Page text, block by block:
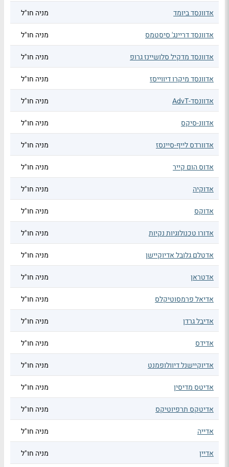
אדוונסד ביומד מניה חו"ל
אדוונסד דריינג' סיסטמס מניה חו"ל
אדוונסד מדקיל סלושיינז גרופ מניה חו"ל
אדוונסד מיקרו דיווייסז מניה חו"ל
אדוונסד-AdvT מניה חו"ל
אדוונ-סיקס מניה חו"ל
אדוורדס לייף-סיינסז מניה חו"ל
אדוס הום קייר מניה חו"ל
אדוקיה מניה חו"ל
אדוקס מניה חו"ל
אדורו טכנולוגיות נקיות מניה חו"ל
אדטלם גלובל אדיוקיישן מניה חו"ל
אדטראן מניה חו"ל
אדיאל פרמסוטיקלס מניה חו"ל
אדיבל גרדן מניה חו"ל
אדידס מניה חו"ל
אדיוקיישנל דיוולופמנט מניה חו"ל
אדיטס מדיסין מניה חו"ל
אדיטקס תרפיוטיקס מניה חו"ל
אדייה מניה חו"ל
אדיין מניה חו"ל